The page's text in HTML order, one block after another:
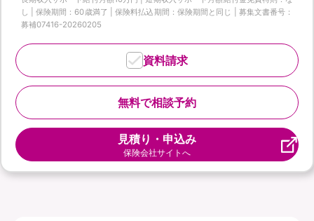
し | 保険期間：60歳満了 | 保険料払込期間：保険期間と同じ | 募集文書番号：
募補07416-20260205
無料で相談予約
資料請求
見積り・申込み
保険会社サイトへ